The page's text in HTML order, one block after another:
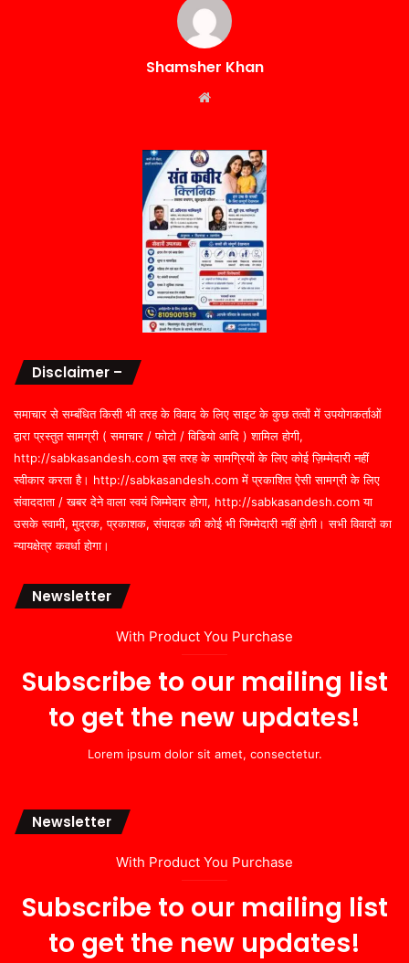
Shamsher Khan
Disclaimer –
समाचार से सम्बंधित किसी भी तरह के विवाद के लिए साइट के कुछ तत्वों में उपयोगकर्ताओं
द्वारा प्रस्तुत सामग्री ( समाचार / फोटो / विडियो आदि ) शामिल होगी,
http://sabkasandesh.com इस तरह के सामग्रियों के लिए कोई ज़िम्मेदारी नहीं
स्वीकार करता है। http://sabkasandesh.com में प्रकाशित ऐसी सामग्री के लिए
संवाददाता / खबर देने वाला स्वयं जिम्मेदार होगा, http://sabkasandesh.com या
उसके स्वामी, मुद्रक, प्रकाशक, संपादक की कोई भी जिम्मेदारी नहीं होगी। सभी विवादों का
न्यायक्षेत्र कवर्धा होगा।
Newsletter
With Product You Purchase
Subscribe to our mailing list
to get the new updates!
Lorem ipsum dolor sit amet, consectetur.
Newsletter
With Product You Purchase
Subscribe to our mailing list
to get the new updates!